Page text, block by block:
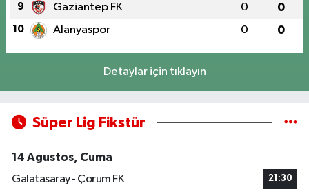
9 Gaziantep FK 0 0
10 Alanyaspor 0 0
Detaylar için tıklayın
Süper Lig Fikstür
14 Ağustos, Cuma
Galatasaray - Çorum FK
21:30